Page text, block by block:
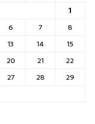
1
6 7
8
13 14
15
20 21
22
27 28
29